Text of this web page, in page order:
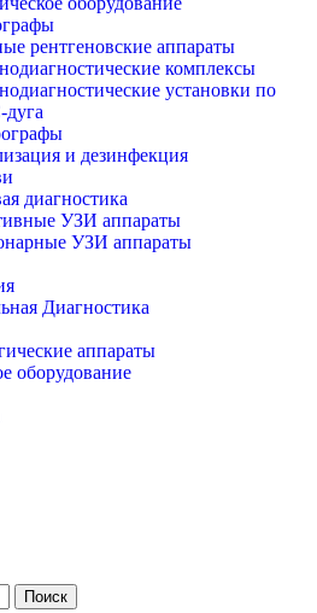
рентгеновские аппараты
комплексы
установки по
и дезинфекция
диагностика
УЗИ аппараты
УЗИ аппараты
Диагностика
аппараты
оборудование
Поиск